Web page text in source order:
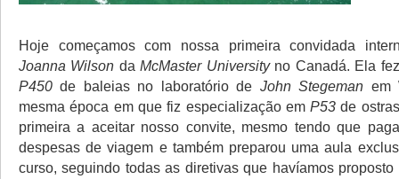
Hoje começamos com nossa primeira convidada
Joanna Wilson daMcMaster Universityno Canadá. Ela
P450 de baleias no laboratório de John Stegeman em
mesma época em que fiz especialização emP53 de
primeira a aceitar nosso convite, mesmo tendo que
despesas de viagem e também preparou uma aula
curso, seguindo todas as diretivas que havíamos proposto